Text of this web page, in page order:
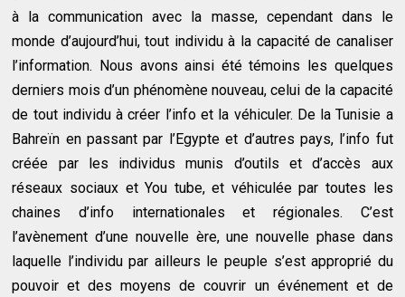
à la communication avec la masse, cependant dans le
monde d’aujourd’hui, tout individu à la capacité de canaliser
l’information. Nous avons ainsi été témoins les quelques
derniers mois d’un phénomène nouveau, celui de la capacité
de tout individu à créer l’info et la véhiculer. De la Tunisie a
Bahreïn en passant par l’Egypte et d’autres pays, l’info fut
créée par les individus munis d’outils et d’accès aux
réseaux sociaux et You tube, et véhiculée par toutes les
chaines d’info internationales et régionales. C’est
l’avènement d’une nouvelle ère, une nouvelle phase dans
laquelle l’individu par ailleurs le peuple s’est approprié du
pouvoir et des moyens de couvrir un événement et de